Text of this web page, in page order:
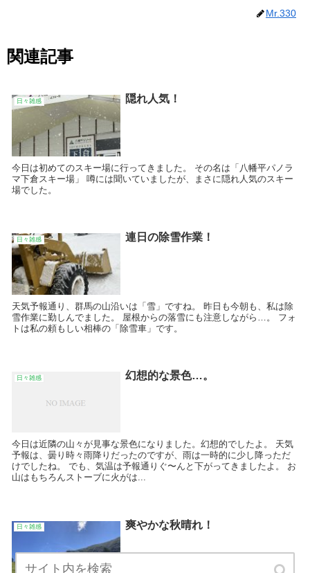
Mr.330
関連記事
日々雑感 隠れ人気！
今日は初めてのスキー場に行ってきました。 その名は「八幡平パノラ
マ下倉スキー場」 噂には聞いていましたが、まさに隠れ人気のスキー
場でした。
日々雑感 連日の除雪作業！
天気予報通り、群馬の山沿いは「雪」ですね。 昨日も今朝も、私は除
雪作業に勤しんでました。 屋根からの落雪にも注意しながら…。 フォ
トは私の頼もしい相棒の「除雪車」です。
日々雑感 幻想的な景色…。
今日は近隣の山々が見事な景色になりました。幻想的でしたよ。 天気
予報は、曇り時々雨降りだったのですが、雨は一時的に少し降っただ
けでしたね。 でも、気温は予報通りぐ〜んと下がってきましたよ。 お
山はもちろんストーブに火がは...
日々雑感 爽やかな秋晴れ！